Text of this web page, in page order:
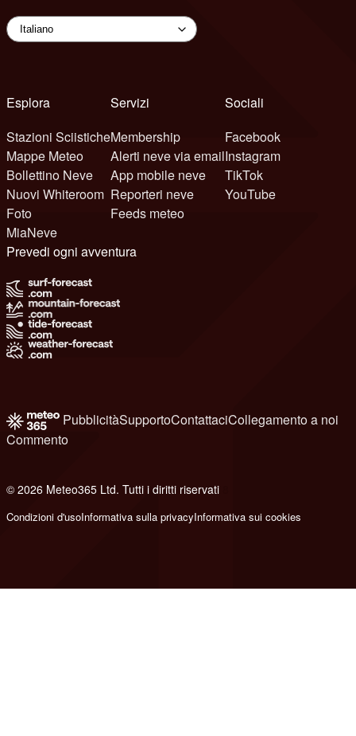
Esplora
Stazioni Sciistiche
Mappe Meteo
Bollettino Neve
Nuovi Whiteroom
Foto
MiaNeve
Servizi
Membership
Alerti neve via email
App mobile neve
Reporteri neve
Feeds meteo
Sociali
Facebook
Instagram
TikTok
YouTube
Prevedi ogni avventura
PubblicitàSupportoContattaciCollegamento a noi
Commento
© 2026 Meteo365 Ltd. Tutti i diritti riservati
Condizioni d'usoInformativa sulla privacyInformativa sui cookies